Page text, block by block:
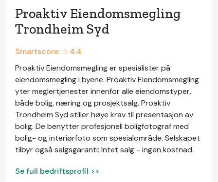
Proaktiv Eiendomsmegling
Trondheim Syd
Smartscore: ☆4.4
Proaktiv Eiendomsmegling er spesialister på
eiendomsmegling i byene. Proaktiv Eiendomsmegling
yter meglertjenester innenfor alle eiendomstyper,
både bolig, næring og prosjektsalg. Proaktiv
Trondheim Syd stiller høye krav til presentasjon av
bolig. De benytter profesjonell boligfotograf med
bolig- og interiørfoto som spesialområde. Selskapet
tilbyr også salgsgaranti: Intet salg - ingen kostnad.
Se full bedriftsprofil >>